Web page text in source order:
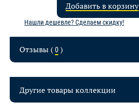
Добавить в корзину
Нашли дешевле? Сделаем скидку!
Отзывы ( 0 )
Другие товары коллекции